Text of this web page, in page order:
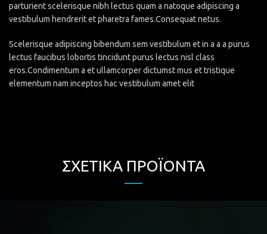
parturient scelerisque nibh lectus quam a natoque adipiscing a
vestibulum hendrerit et pharetra fames.Consequat netus.
Scelerisque adipiscing bibendum sem vestibulum et in a a a purus
lectus faucibus lobortis tincidunt purus lectus nisl class
eros.Condimentum a et ullamcorper dictumst mus et tristique
elementum nam inceptos hac vestibulum amet elit
ΣΧΕΤΙΚΆ ΠΡΟΪΌΝΤΑ